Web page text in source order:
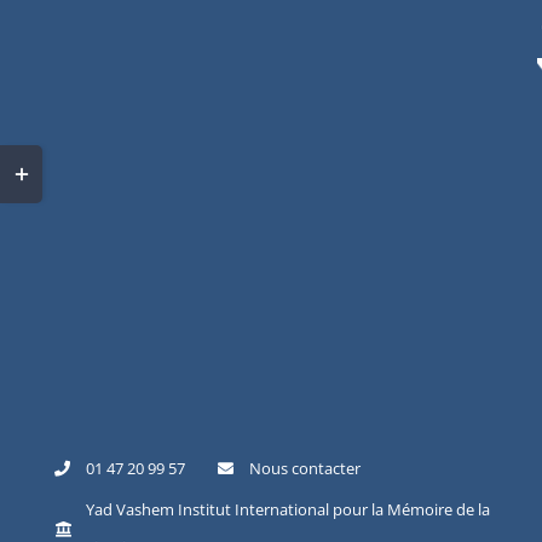
01 47 20 99 57
Nous contacter
Yad Vashem Institut International pour la Mémoire de la
Toggle
Sliding